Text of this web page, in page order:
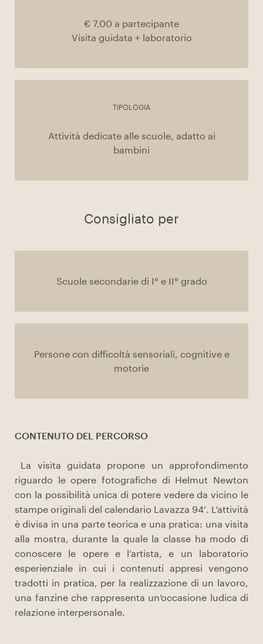
€ 7,00 a partecipante
Visita guidata + laboratorio
TIPOLOGIA
Attività dedicate alle scuole, adatto ai
bambini
Consigliato per
Scuole secondarie di I° e II° grado
Persone con difficoltà sensoriali, cognitive e
motorie
CONTENUTO DEL PERCORSO
La visita guidata propone un approfondimento
riguardo le opere fotografiche di Helmut Newton
con la possibilità unica di potere vedere da vicino le
stampe originali del calendario Lavazza 94’. L’attività
è divisa in una parte teorica e una pratica: una visita
alla mostra, durante la quale la classe ha modo di
conoscere le opere e l’artista, e un laboratorio
esperienziale in cui i contenuti appresi vengono
tradotti in pratica, per la realizzazione di un lavoro,
una fanzine che rappresenta un’occasione ludica di
relazione interpersonale.